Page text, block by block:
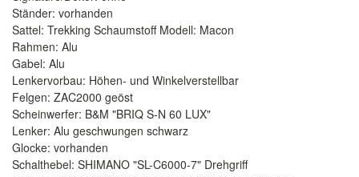
Ständer: vorhanden
Sattel: Trekking Schaumstoff Modell: Macon
Rahmen: Alu
Gabel: Alu
Lenkervorbau: Höhen- und Winkelverstellbar
Felgen: ZAC2000 geöst
Scheinwerfer: B&M "BRIQ S-N 60 LUX"
Lenker: Alu geschwungen schwarz
Glocke: vorhanden
Schalthebel: SHIMANO "SL-C6000-7" Drehgriff